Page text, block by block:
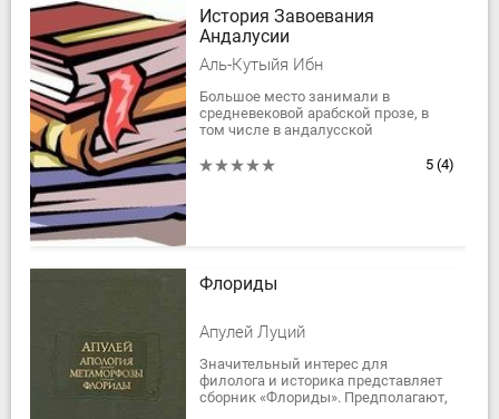
История Завоевания
Андалусии
Аль-Кутыйя Ибн
Большое место занимали в
средневековой арабской прозе, в
том числе в андалусской
историко-биографического
5 (4)
Флориды
Апулей Луций
Значительный интерес для
филолога и историка представляет
сборник «Флориды». Предполагают,